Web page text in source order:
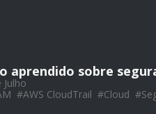
aprendido sobre
Julho
#AWS CloudTrail #Cloud #